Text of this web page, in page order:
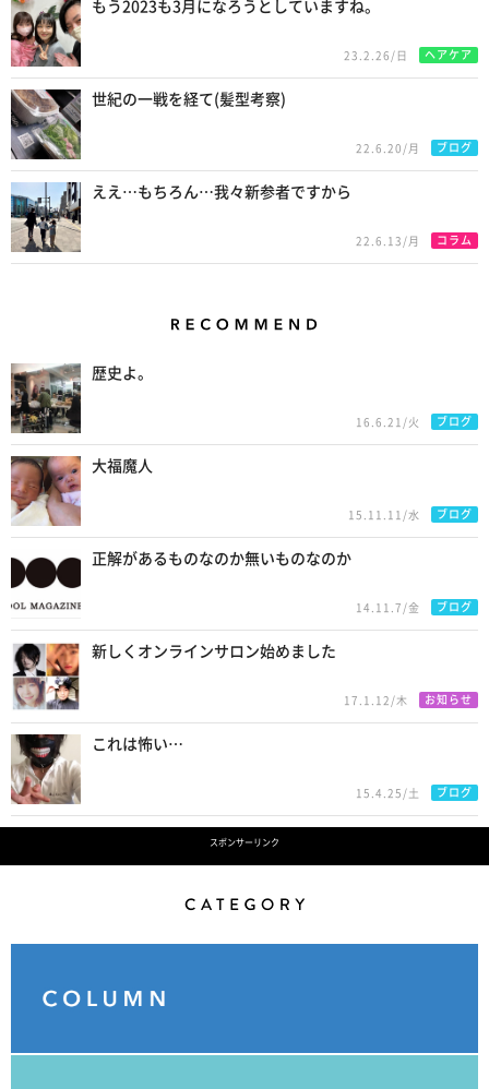
もう2023も3月になろうとしていますね。
23.2.26/日 ヘアケア
世紀の一戦を経て(髪型考察)
22.6.20/月 ブログ
ええ…もちろん…我々新参者ですから
22.6.13/月 コラム
歴史よ。
16.6.21/火 ブログ
大福魔人
15.11.11/水 ブログ
正解があるものなのか無いものなのか
14.11.7/金 ブログ
新しくオンラインサロン始めました
17.1.12/木 お知らせ
これは怖い…
15.4.25/土 ブログ
スポンサーリンク